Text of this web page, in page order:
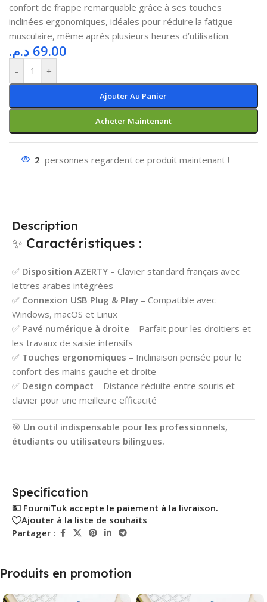
confort de frappe remarquable grâce à ses touches
inclinées ergonomiques, idéales pour réduire la fatigue
musculaire, même après plusieurs heures d’utilisation.
69.00 د.م.
- +
Ajouter Au Panier
Acheter Maintenant
2 personnes regardent ce produit maintenant !
Description
✨ Caractéristiques :
✅ Disposition AZERTY – Clavier standard français avec
lettres arabes intégrées
✅ Connexion USB Plug & Play – Compatible avec
Windows, macOS et Linux
✅ Pavé numérique à droite – Parfait pour les droitiers et
les travaux de saisie intensifs
✅ Touches ergonomiques – Inclinaison pensée pour le
confort des mains gauche et droite
✅ Design compact – Distance réduite entre souris et
clavier pour une meilleure efficacité
🎯 Un outil indispensable pour les professionnels,
étudiants ou utilisateurs bilingues.
Specification
💵 FourniTuk accepte le paiement à la livraison.
Ajouter à la liste de souhaits
Partager :
Produits en promotion